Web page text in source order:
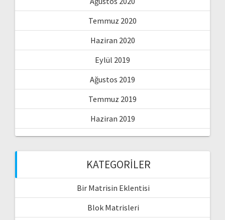
Temmuz 2020
Haziran 2020
Eylül 2019
Ağustos 2019
Temmuz 2019
Haziran 2019
KATEGORILER
Bir Matrisin Eklentisi
Blok Matrisleri